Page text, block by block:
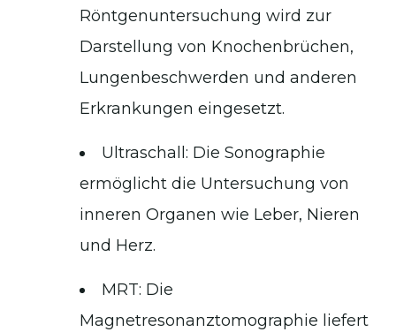
Röntgenuntersuchung wird zur
Darstellung von Knochenbrüchen,
Lungenbeschwerden und anderen
Erkrankungen eingesetzt.
Ultraschall: Die Sonographie
ermöglicht die Untersuchung von
inneren Organen wie Leber, Nieren
und Herz.
MRT: Die
Magnetresonanztomographie liefert